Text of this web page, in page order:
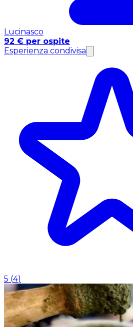
Lucinasco
92 € per ospite
Esperienza condivisa
5 (4)